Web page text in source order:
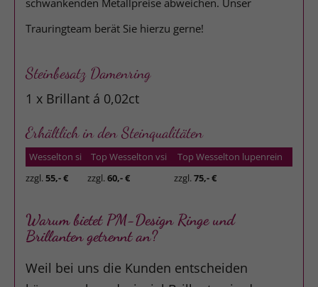
Trauringteam berät Sie hierzu gerne!
Steinbesatz Damenring
1 x Brillant á 0,02ct
Erhältlich in den Steinqualitäten
Wesselton si Top Wesselton vsi
Top Wesselton lupenrein
zzgl.55,- € zzgl.60,- € zzgl.75,- €
Warum bietet PM-Design Ringe und
Brillanten getrennt an?
Weil bei uns die Kunden entscheiden